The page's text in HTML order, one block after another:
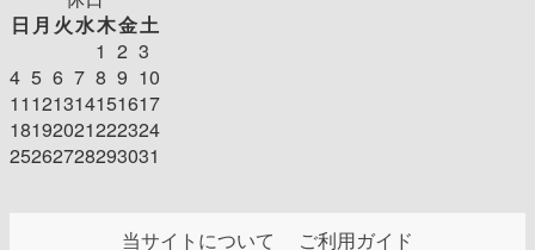
日 月 火水木金土
1 2 3
4 5 6 7 8 9 10
11121314151617
18192021222324
25262728293031
当サイトについて ご利用ガイド